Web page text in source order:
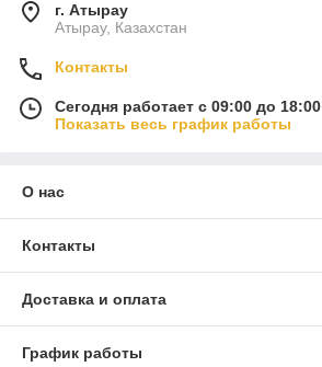
г. Атырау
Атырау, Казахстан
Контакты
Сегодня работает с 09:00 до 18:00
Показать весь график работы
О нас
Контакты
Доставка и оплата
График работы